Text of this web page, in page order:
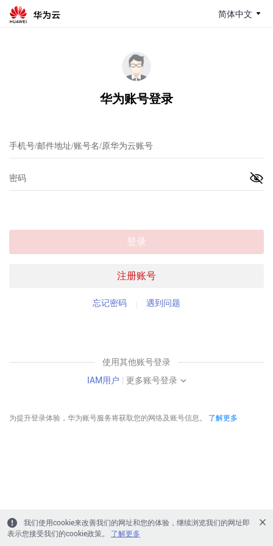
简体中文
华为账号登录
注册账号
登录
忘记密码 遇到问题
使用其他账号登录
IAM用户 | 更多账号登录
为提升登录体验，华为账号服务将获取您的网络及账号信息。 了解更多
我们使用cookie来改善我们的网址和您的体验，继续浏览我们的网址即
表示您接受我们的cookie政策。
了解更多